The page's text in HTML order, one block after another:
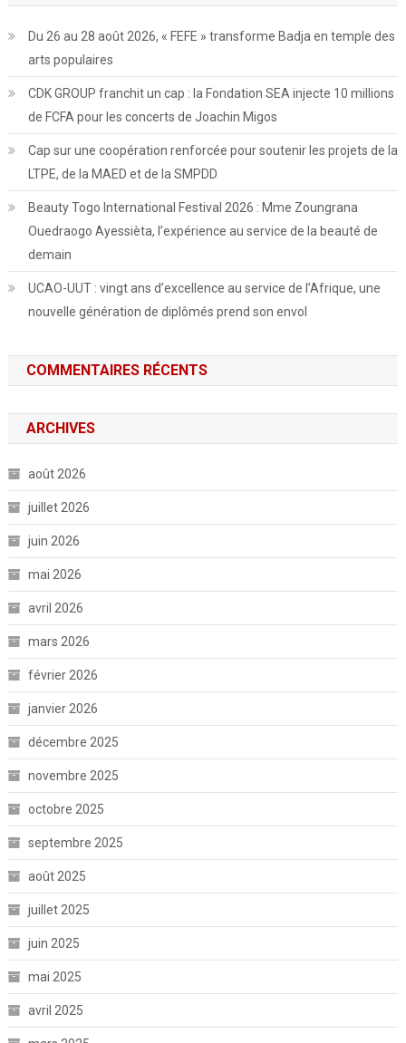
Du 26 au 28 août 2026, « FEFE » transforme Badja en temple des
arts populaires
CDK GROUP franchit un cap : la Fondation SEA injecte 10 millions
de FCFA pour les concerts de Joachin Migos
Cap sur une coopération renforcée pour soutenir les projets de la
LTPE, de la MAED et de la SMPDD
Beauty Togo International Festival 2026 : Mme Zoungrana
Ouedraogo Ayessièta, l’expérience au service de la beauté de
demain
UCAO-UUT : vingt ans d’excellence au service de l’Afrique, une
nouvelle génération de diplômés prend son envol
COMMENTAIRES RÉCENTS
ARCHIVES
août 2026
juillet 2026
juin 2026
mai 2026
avril 2026
mars 2026
février 2026
janvier 2026
décembre 2025
novembre 2025
octobre 2025
septembre 2025
août 2025
juillet 2025
juin 2025
mai 2025
avril 2025